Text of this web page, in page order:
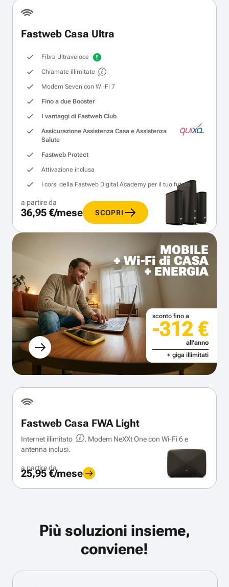
Fastweb Casa Ultra
Fibra Ultraveloce
Chiamate illimitate
Modem Seven con Wi‑Fi 7
Fino a due Booster
I vantaggi di Fastweb Club
Assicurazione Assistenza Casa e Assistenza
Salute
Fastweb Protect
Attivazione inclusa
I corsi della Fastweb Digital Academy per il tuo futuro
a partire da
36,95 €/mese SCOPRI
MOBILE
+ Wi-Fi di CASA
+ ENERGIA
sconto fino a
-312 €
all'anno
+ giga illimitati
Fastweb Casa FWA Light
Internet illimitato
, Modem NeXXt One con Wi‑Fi 6 e
antenna inclusi.
a partire da
25,95 €/mese
Più soluzioni insieme,
conviene!